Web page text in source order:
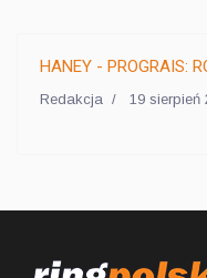
HANEY - PROGRAIS:
Redakcja 19 sierpień